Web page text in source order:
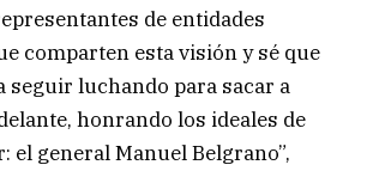
de entidades
comparten esta visión y sé que
seguir luchando para sacar a
honrando los ideales de
el general Manuel Belgrano”,